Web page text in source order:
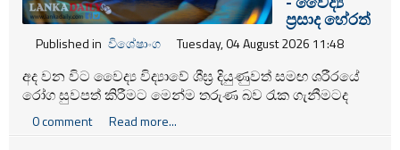
ප්‍රසාද හේරත්
Published in විශේෂාංග Tuesday, 04 August 2026 11:48
අද වන විට වෛද්‍ය විද්‍යාවේ ශීඝ්‍ර දියුණුවත් සමඟ ශරීරයේ
රෝග සුවපත් කිරීමට මෙන්ම තරුණ බව රැක ගැනීමටද
නවීන ප්‍රතිකාර ක්‍රම රැසක් හඳුන්වා දී තිබේ. ඒ අතරින්
ලෝකයේම දැඩි අවධානයක් දිනාගත් විශේෂිත ප්‍රතිකාර
0 comment Read more...
විඩියෝ ගැලරිය